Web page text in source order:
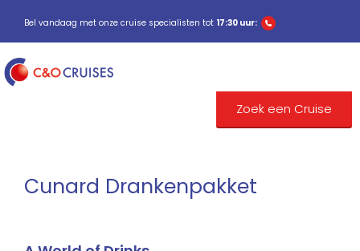
Bel vandaag met onze cruise specialisten tot 17:30 uur:
Zoek een Cruise
Cunard Drankenpakket